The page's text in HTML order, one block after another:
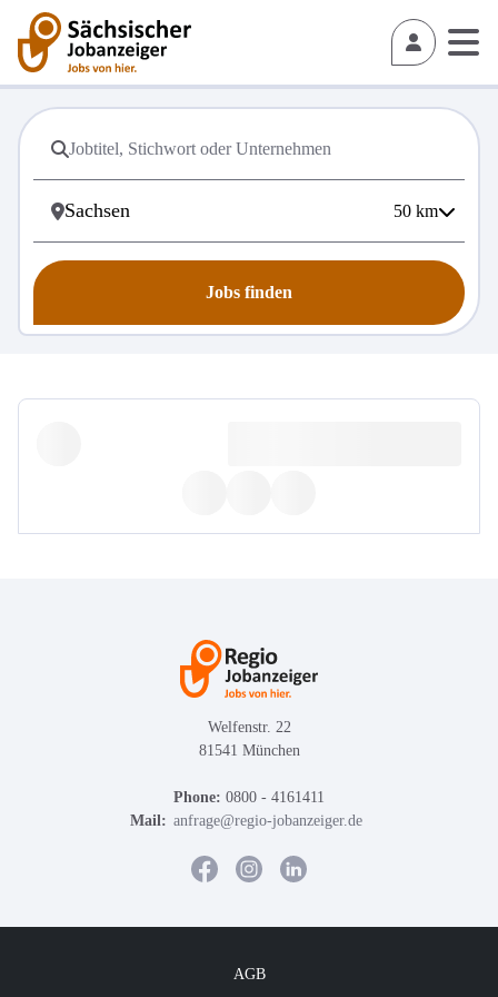
50 km
Jobs finden
Welfenstr. 22
81541 München
Phone: 0800 - 4161411
Mail: anfrage@regio-jobanzeiger.de
AGB